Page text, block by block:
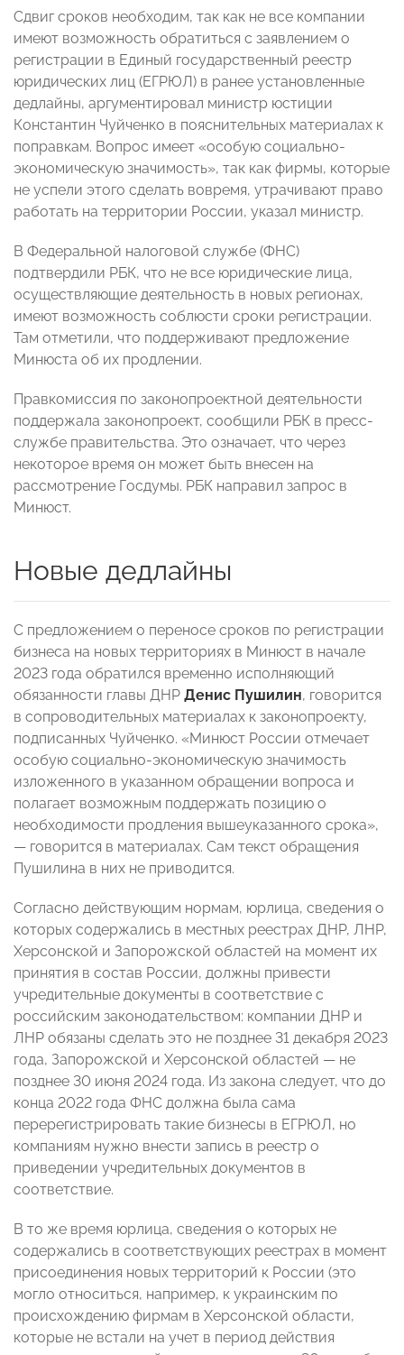
Сдвиг сроков необходим, так как не все компании
имеют возможность обратиться с заявлением о
регистрации в Единый государственный реестр
юридических лиц (ЕГРЮЛ) в ранее установленные
дедлайны, аргументировал министр юстиции
Константин Чуйченко в пояснительных материалах к
поправкам. Вопрос имеет «особую социально-
экономическую значимость», так как фирмы, которые
не успели этого сделать вовремя, утрачивают право
работать на территории России, указал министр.
В Федеральной налоговой службе (ФНС)
подтвердили РБК, что не все юридические лица,
осуществляющие деятельность в новых регионах,
имеют возможность соблюсти сроки регистрации.
Там отметили, что поддерживают предложение
Минюста об их продлении.
Правкомиссия по законопроектной деятельности
поддержала законопроект, сообщили РБК в пресс-
службе правительства. Это означает, что через
некоторое время он может быть внесен на
рассмотрение Госдумы. РБК направил запрос в
Минюст.
Новые дедлайны
С предложением о переносе сроков по регистрации
бизнеса на новых территориях в Минюст в начале
2023 года обратился временно исполняющий
обязанности главы ДНР Денис Пушилин, говорится
в сопроводительных материалах к законопроекту,
подписанных Чуйченко. «Минюст России отмечает
особую социально-экономическую значимость
изложенного в указанном обращении вопроса и
полагает возможным поддержать позицию о
необходимости продления вышеуказанного срока»,
— говорится в материалах. Сам текст обращения
Пушилина в них не приводится.
Согласно действующим нормам, юрлица, сведения о
которых содержались в местных реестрах ДНР, ЛНР,
Херсонской и Запорожской областей на момент их
принятия в состав России, должны привести
учредительные документы в соответствие с
российским законодательством: компании ДНР и
ЛНР обязаны сделать это не позднее 31 декабря 2023
года, Запорожской и Херсонской областей — не
позднее 30 июня 2024 года. Из закона следует, что до
конца 2022 года ФНС должна была сама
перерегистрировать такие бизнесы в ЕГРЮЛ, но
компаниям нужно внести запись в реестр о
приведении учредительных документов в
соответствие.
В то же время юрлица, сведения о которых не
содержались в соответствующих реестрах в момент
присоединения новых территорий к России (это
могло относиться, например, к украинским по
происхождению фирмам в Херсонской области,
которые не встали на учет в период действия